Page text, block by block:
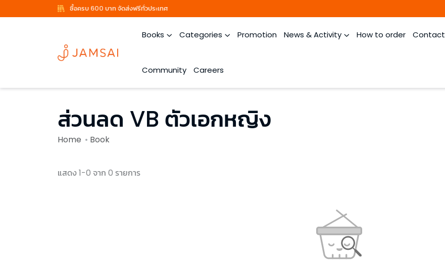
ซื้อครบ 600 บาท จัดส่งฟรีทั่วประเทศ
Books Categories Promotion News & Activity How to order Contact
Community Careers
ส่วนลด VB ตัวเอกหญิง
Home Book
แสดง 1-0 จาก 0 รายการ